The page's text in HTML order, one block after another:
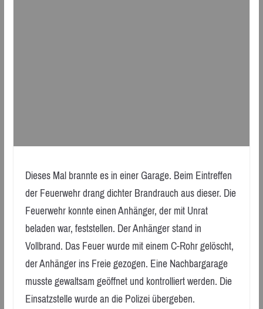
Dieses Mal brannte es in einer Garage. Beim Eintreffen
der Feuerwehr drang dichter Brandrauch aus dieser. Die
Feuerwehr konnte einen Anhänger, der mit Unrat
beladen war, feststellen. Der Anhänger stand in
Vollbrand. Das Feuer wurde mit einem C-Rohr gelöscht,
der Anhänger ins Freie gezogen. Eine Nachbargarage
musste gewaltsam geöffnet und kontrolliert werden. Die
Einsatzstelle wurde an die Polizei übergeben.